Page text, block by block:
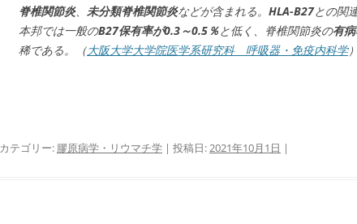
脊椎関節炎、 未分類脊椎関節炎などが含まれる。 HLA-B27との関
本邦では一般のB27保有率が0.3～0.5％と低く、脊椎関節炎の有
稀である。（大阪大学大学院医学系研究科 呼吸器・免疫内科学）
カテゴリー: 膠原病学・リウマチ学 | 投稿日:2021年10月1日 |